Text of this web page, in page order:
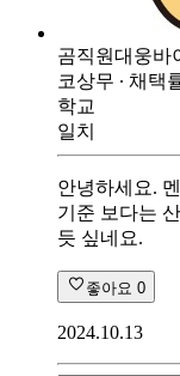
곰직원대웅바
코상무 ∙ 채택
학교
일치
안녕하세요.
기준 보다는
듯 싶네요.
좋아요 0
2024.10.13